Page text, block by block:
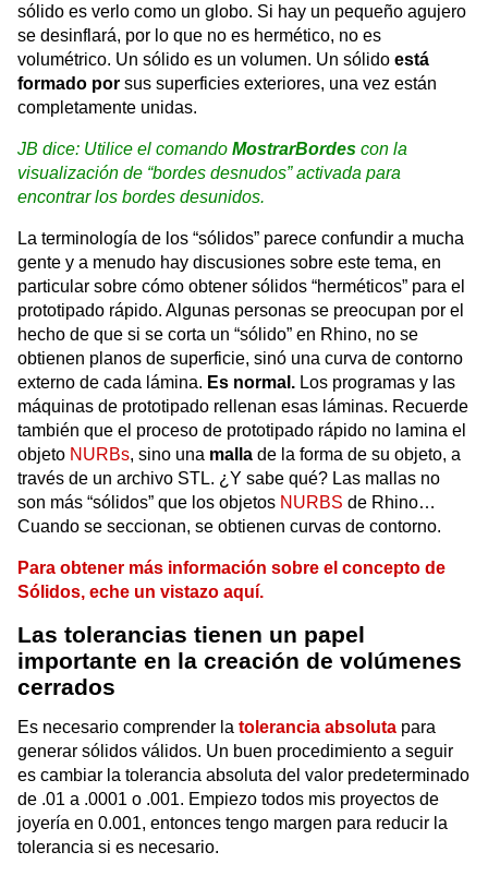
sólido es verlo como un globo. Si hay un pequeño agujero
se desinflará, por lo que no es hermético, no es
volumétrico. Un sólido es un volumen. Un sólido está
formado por sus superficies exteriores, una vez están
completamente unidas.
JB dice: Utilice el comando MostrarBordes con la
visualización de “bordes desnudos” activada para
encontrar los bordes desunidos.
La terminología de los “sólidos” parece confundir a mucha
gente y a menudo hay discusiones sobre este tema, en
particular sobre cómo obtener sólidos “herméticos” para el
prototipado rápido. Algunas personas se preocupan por el
hecho de que si se corta un “sólido” en Rhino, no se
obtienen planos de superficie, sinó una curva de contorno
externo de cada lámina. Es normal. Los programas y las
máquinas de prototipado rellenan esas láminas. Recuerde
también que el proceso de prototipado rápido no lamina el
objeto NURBs, sino una malla de la forma de su objeto, a
través de un archivo STL. ¿Y sabe qué? Las mallas no
son más “sólidos” que los objetos NURBS de Rhino…
Cuando se seccionan, se obtienen curvas de contorno.
Para obtener más información sobre el concepto de
Sólidos, eche un vistazo aquí.
Las tolerancias tienen un papel
importante en la creación de volúmenes
cerrados
Es necesario comprender la tolerancia absoluta para
generar sólidos válidos. Un buen procedimiento a seguir
es cambiar la tolerancia absoluta del valor predeterminado
de .01 a .0001 o .001. Empiezo todos mis proyectos de
joyería en 0.001, entonces tengo margen para reducir la
tolerancia si es necesario.